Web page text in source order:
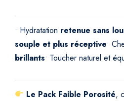
• Hydratation retenue sans
souple et plus réceptive•
brillants• Toucher naturel et
Le Pack Faible Porosité,